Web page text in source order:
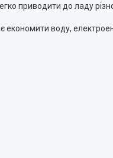
приводити до ладу
воду,